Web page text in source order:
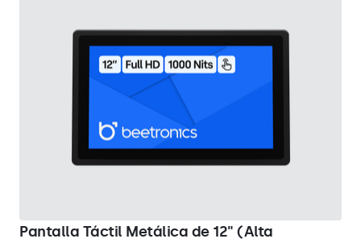
Pantalla Táctil Metálica de 12" (Alta